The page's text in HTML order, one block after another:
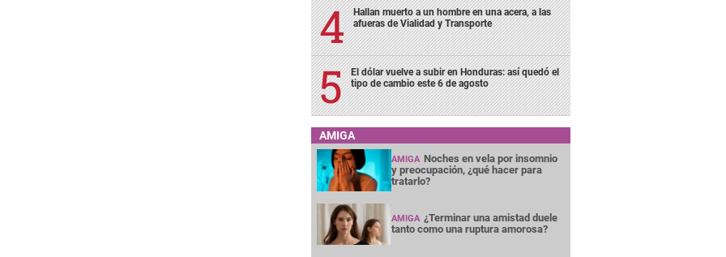
Hallan muerto a un hombre en una acera, a las
afueras de Vialidad y Transporte
El dólar vuelve a subir en Honduras: así quedó el
tipo de cambio este 6 de agosto
AMIGA
AMIGA Noches en vela por insomnio
y preocupación, ¿qué hacer para
tratarlo?
AMIGA ¿Terminar una amistad duele
tanto como una ruptura amorosa?